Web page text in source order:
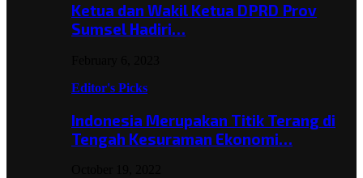
Ketua dan Wakil Ketua DPRD Prov
Sumsel Hadiri…
Editor's Picks
Indonesia Merupakan Titik Terang di
Tengah Kesuraman Ekonomi…